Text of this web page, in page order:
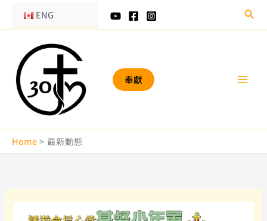
ENG
奉獻
Home 最新動態